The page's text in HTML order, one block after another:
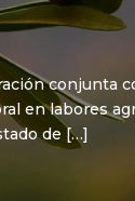
conjunta
en labores
de […]